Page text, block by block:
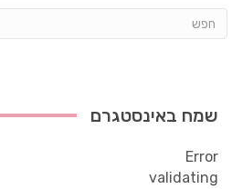
שמח באינסטגרם
Error
validating